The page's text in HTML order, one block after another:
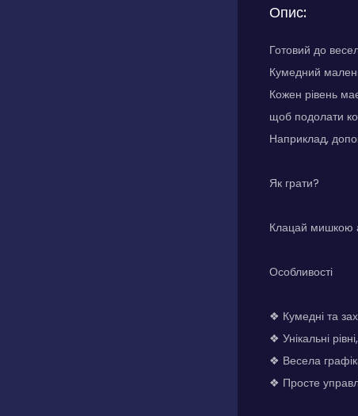
Опис:
Готовий до
Кумедний
Кожен рівень
щоб подолати
Наприклад,
Як грати?
Клацай мишкою
Особливості
❖ Кумедні та
❖ Унікальні
❖ Весела
❖ Просте